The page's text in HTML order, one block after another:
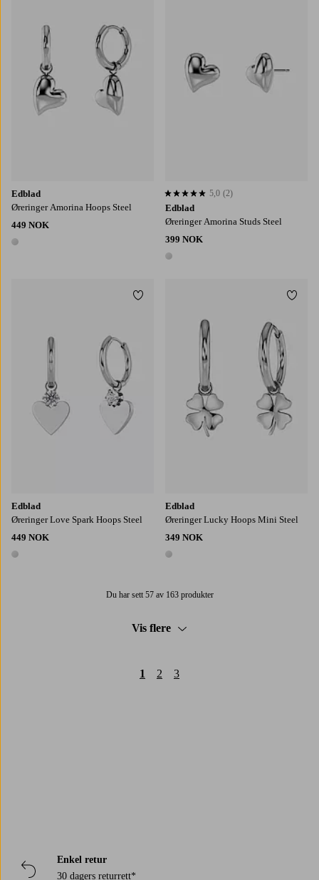
Edblad
Øreringer Amorina Hoops Steel
449 NOK
1 farge
Edblad
Øreringer Amorina Studs Steel
399 NOK
1 farge
5,0 basert på 2 karaktergivninger
5,0 (2)
Edblad
Øreringer Love Spark Hoops Steel
449 NOK
1 farge
Legg til favoritter
Edblad
Øreringer Lucky Hoops Mini Steel
349 NOK
1 farge
Du har sett 57 av 163 produkter
Vis flere
1 2 3
Enkel retur
30 dagers returrett*